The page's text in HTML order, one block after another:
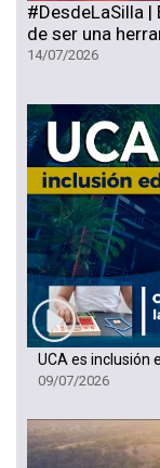
#DesdeLaSilla |
de ser una
14/07/2026
UCA es inclusión
09/07/2026